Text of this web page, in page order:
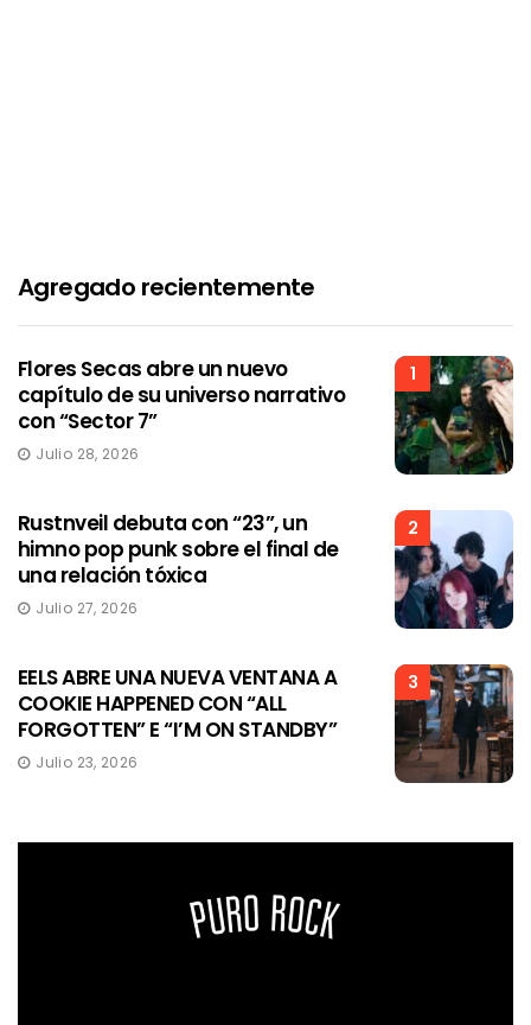
Agregado recientemente
1
Flores Secas abre un nuevo
capítulo de su universo narrativo
con “Sector 7”
Julio 28, 2026
2
Rustnveil debuta con “23”, un
himno pop punk sobre el final de
una relación tóxica
Julio 27, 2026
3
EELS ABRE UNA NUEVA VENTANA A
COOKIE HAPPENED CON “ALL
FORGOTTEN” E “I’M ON STANDBY”
Julio 23, 2026